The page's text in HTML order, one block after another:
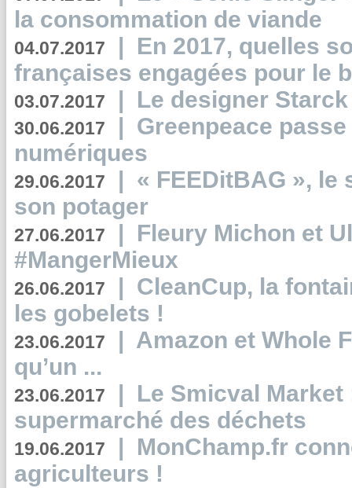
la consommation de viande
04.07.2017 | En 2017, quelles
françaises engagées pour le
03.07.2017 | Le designer
30.06.2017 | Greenpeace
numériques
29.06.2017 | « FEEDitBAG », le
son potager
27.06.2017 | Fleury Michon et
#MangerMieux
26.06.2017 | CleanCup, la
les gobelets !
23.06.2017 | Amazon et Whole
qu’un ...
23.06.2017 | Le Smicval
supermarché des déchets
19.06.2017 | MonChamp.fr
agriculteurs !